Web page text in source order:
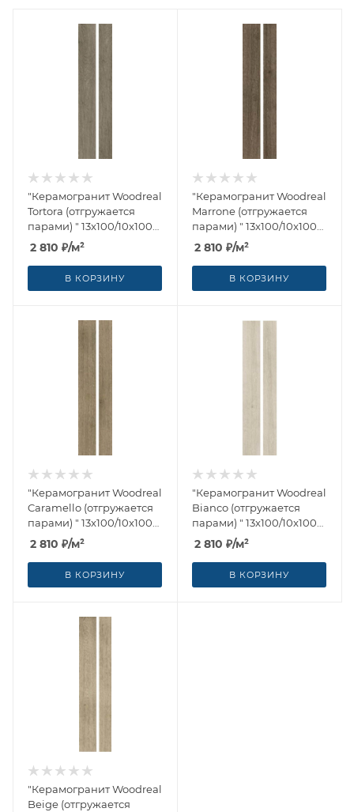
"Керамогранит Woodreal
Tortora (отгружается
парами) " 13x100/10x100
от Ragno (Италия)
2 810 ₽/м²
В КОРЗИНУ
"Керамогранит Woodreal
Marrone (отгружается
парами) " 13x100/10x100
от Ragno (Италия)
2 810 ₽/м²
В КОРЗИНУ
"Керамогранит Woodreal
Caramello (отгружается
парами) " 13x100/10x100
от Ragno (Италия)
2 810 ₽/м²
В КОРЗИНУ
"Керамогранит Woodreal
Bianco (отгружается
парами) " 13x100/10x100
от Ragno (Италия)
2 810 ₽/м²
В КОРЗИНУ
"Керамогранит Woodreal
Beige (отгружается